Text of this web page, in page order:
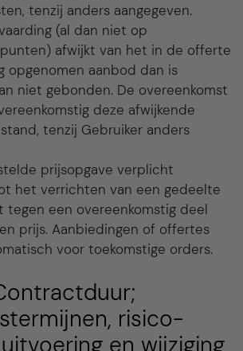
tenzij anders aangegeven.
(al dan niet op
afwijkt van het in de offerte
opgenomen aanbod dan is
niet gebonden. De overeenkomst
deze afwijkende
tenzij Gebruiker anders
prijsopgave verplicht
het verrichten van een gedeelte
tegen een overeenkomstig deel
prijs. Aanbiedingen of offertes
voor toekomstige orders.
risico-
en wijziging